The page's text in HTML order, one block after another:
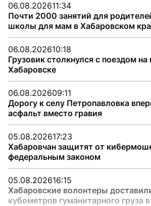
06.08.202611:34
Почти 2000 занятий для
школы для мам в Хабаровском
06.08.202610:18
Грузовик столкнулся с поездом на
Хабаровске
06.08.202609:11
Дорогу к селу Петропавловка
асфальт вместо гравия
05.08.202617:23
Хабаровчан защитят от
федеральным законом
05.08.202616:15
Хабаровские волонтеры
кубометров гуманитарного груза